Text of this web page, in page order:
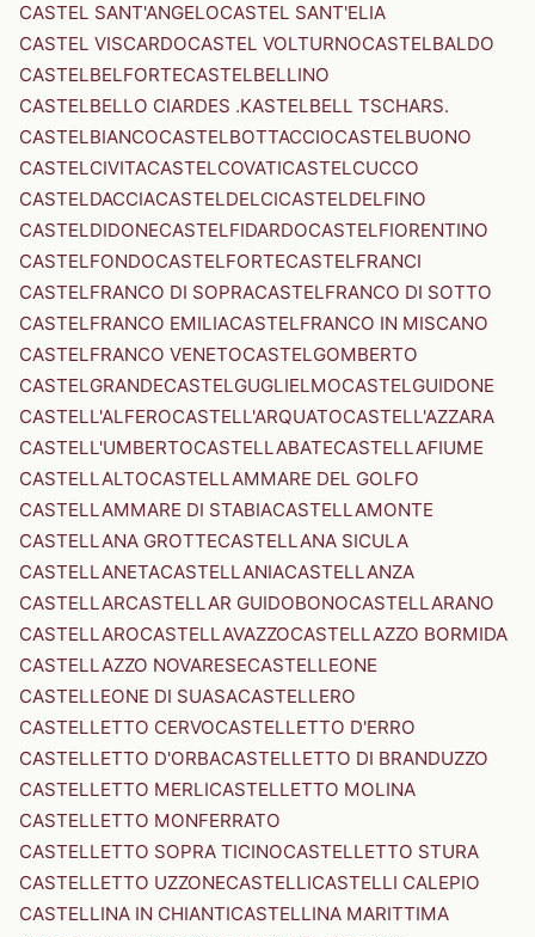
CASTEL SANT'ANGELOCASTEL SANT'ELIA
CASTEL VISCARDOCASTEL VOLTURNOCASTELBALDO
CASTELBELFORTECASTELBELLINO
CASTELBELLO CIARDES .KASTELBELL TSCHARS.
CASTELBIANCOCASTELBOTTACCIOCASTELBUONO
CASTELCIVITACASTELCOVATICASTELCUCCO
CASTELDACCIACASTELDELCICASTELDELFINO
CASTELDIDONECASTELFIDARDOCASTELFIORENTINO
CASTELFONDOCASTELFORTECASTELFRANCI
CASTELFRANCO DI SOPRACASTELFRANCO DI SOTTO
CASTELFRANCO EMILIACASTELFRANCO IN MISCANO
CASTELFRANCO VENETOCASTELGOMBERTO
CASTELGRANDECASTELGUGLIELMOCASTELGUIDONE
CASTELL'ALFEROCASTELL'ARQUATOCASTELL'AZZARA
CASTELL'UMBERTOCASTELLABATECASTELLAFIUME
CASTELLALTOCASTELLAMMARE DEL GOLFO
CASTELLAMMARE DI STABIACASTELLAMONTE
CASTELLANA GROTTECASTELLANA SICULA
CASTELLANETACASTELLANIACASTELLANZA
CASTELLARCASTELLAR GUIDOBONOCASTELLARANO
CASTELLAROCASTELLAVAZZOCASTELLAZZO BORMIDA
CASTELLAZZO NOVARESECASTELLEONE
CASTELLEONE DI SUASACASTELLERO
CASTELLETTO CERVOCASTELLETTO D'ERRO
CASTELLETTO D'ORBACASTELLETTO DI BRANDUZZO
CASTELLETTO MERLICASTELLETTO MOLINA
CASTELLETTO MONFERRATO
CASTELLETTO SOPRA TICINOCASTELLETTO STURA
CASTELLETTO UZZONECASTELLICASTELLI CALEPIO
CASTELLINA IN CHIANTICASTELLINA MARITTIMA